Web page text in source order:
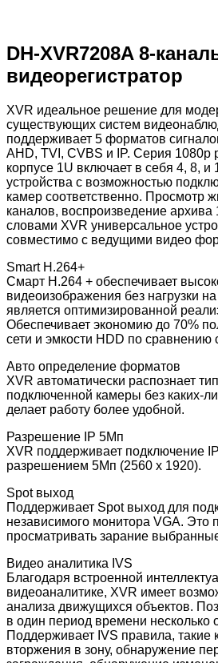
DH-XVR7208A 8-
видеорегистратор
XVR идеальное решение для
существующих систем
поддерживает 5 форматов
AHD, TVI, CVBS и IP. Cерия 1080p
корпусе 1U включает в себя 4, 8, и
устройства с возможностью
камер соответственно. Просмотр
каналов, воспроизведение
словами XVR универсальное
совместимо с ведущими видео
Smart H.264+
Смарт H.264 + обеспечивает
видеоизображения без нагрузки
является оптимизированной
Обеспечивает экономию до 70%
сети и эмкости HDD по сравнению
Авто определение форматов
XVR автоматически распознает
подключенной камеры без каких-
делает работу более удобной.
Разрешение IP 5Мп
XVR поддерживает подключение
разрешением 5Мп (2560 х 1920).
Spot выход
Поддерживает Spot выход для
независимого монитора VGA. Это
просматривать зарание
Видео аналитика IVS
Благодаря встроенной
видеоаналитике, XVR имеет
анализа движущихся объектов.
в один период времени несколько
Поддерживает IVS правила, такие
вторжения в зону, обнаружение